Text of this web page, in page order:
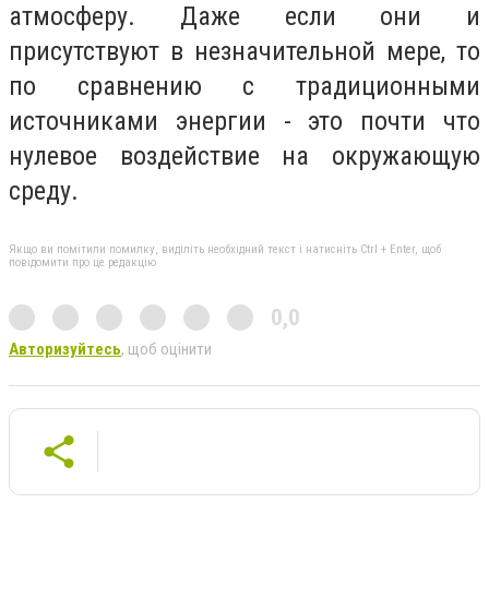
атмосферу. Даже если они и
присутствуют в незначительной мере, то
по сравнению с традиционными
источниками энергии - это почти что
нулевое воздействие на окружающую
среду.
Якщо ви помітили помилку, виділіть необхідний текст і натисніть Ctrl + Enter, щоб
повідомити про це редакцію
0,0
Авторизуйтесь, щоб оцінити